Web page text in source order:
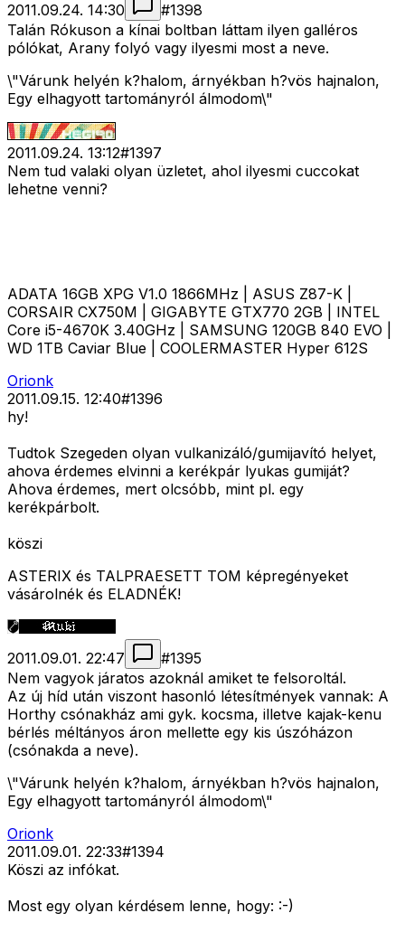
2011.09.24. 14:30 #1398
Talán Rókuson a kínai boltban láttam ilyen galléros
pólókat, Arany folyó vagy ilyesmi most a neve.
\"Várunk helyén k?halom, árnyékban h?vös hajnalon,
Egy elhagyott tartományról álmodom\"
2011.09.24. 13:12#1397
Nem tud valaki olyan üzletet, ahol ilyesmi cuccokat
lehetne venni?
ADATA 16GB XPG V1.0 1866MHz | ASUS Z87-K |
CORSAIR CX750M | GIGABYTE GTX770 2GB | INTEL
Core i5-4670K 3.40GHz | SAMSUNG 120GB 840 EVO |
WD 1TB Caviar Blue | COOLERMASTER Hyper 612S
Orionk
2011.09.15. 12:40#1396
hy!
Tudtok Szegeden olyan vulkanizáló/gumijavító helyet,
ahova érdemes elvinni a kerékpár lyukas gumiját?
Ahova érdemes, mert olcsóbb, mint pl. egy
kerékpárbolt.
köszi
ASTERIX és TALPRAESETT TOM képregényeket
vásárolnék és ELADNÉK!
2011.09.01. 22:47 #1395
Nem vagyok járatos azoknál amiket te felsoroltál.
Az új híd után viszont hasonló létesítmények vannak: A
Horthy csónakház ami gyk. kocsma, illetve kajak-kenu
bérlés méltányos áron mellette egy kis úszóházon
(csónakda a neve).
\"Várunk helyén k?halom, árnyékban h?vös hajnalon,
Egy elhagyott tartományról álmodom\"
Orionk
2011.09.01. 22:33#1394
Köszi az infókat.
Most egy olyan kérdésem lenne, hogy: :-)